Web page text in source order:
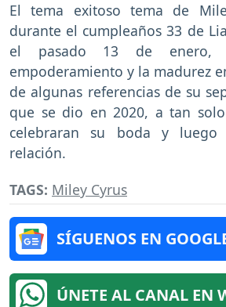
El tema exitoso tema de
durante el cumpleaños 33 de
el pasado 13 de enero,
empoderamiento y la madurez
de algunas referencias de su
que se dio en 2020, a tan
celebraran su boda y
relación.
TAGS: Miley Cyrus
SÍGUENOS EN
ÚNETE AL CANAL EN